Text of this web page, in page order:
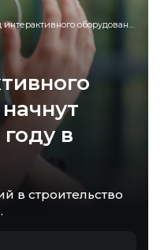
оборудования начнут строить в 2025 году в Краснодаре
в
в строительство